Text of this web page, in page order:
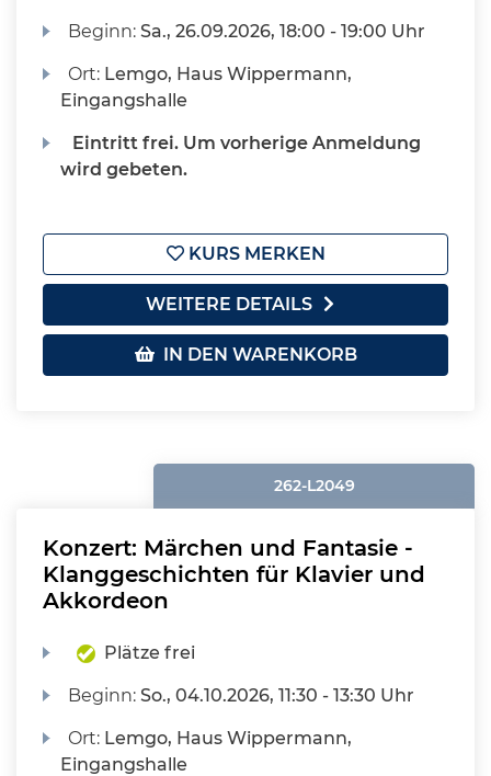
Beginn:Sa., 26.09.2026, 18:00 - 19:00 Uhr
Ort: Lemgo, Haus Wippermann,
Eingangshalle
Eintritt frei. Um vorherige Anmeldung
wird gebeten.
KURS MERKEN
WEITERE DETAILS
IN DEN WARENKORB
262-L2049
Konzert: Märchen und Fantasie -
Klanggeschichten für Klavier und
Akkordeon
Plätze frei
Beginn:So., 04.10.2026, 11:30 - 13:30 Uhr
Ort: Lemgo, Haus Wippermann,
Eingangshalle